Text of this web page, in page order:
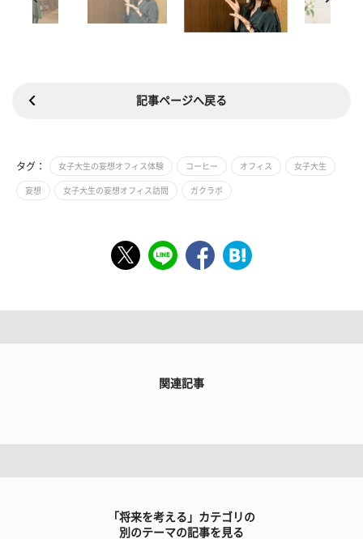
記事ページへ戻る
タグ： 女子大生の妄想オフィス体験 コーヒー オフィス 女子大生
妄想 女子大生の妄想オフィス訪問 ガクラボ
関連記事
「将来を考える」カテゴリの
別のテーマの記事を見る